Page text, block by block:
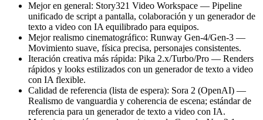
Mejor en general: Story321 Video Workspace — Pipeline
unificado de script a pantalla, colaboración y un generador de
texto a video con IA equilibrado para equipos.
Mejor realismo cinematográfico: Runway Gen‑4/Gen‑3 —
Movimiento suave, física precisa, personajes consistentes.
Iteración creativa más rápida: Pika 2.x/Turbo/Pro — Renders
rápidos y looks estilizados con un generador de texto a video
con IA flexible.
Calidad de referencia (lista de espera): Sora 2 (OpenAI) —
Realismo de vanguardia y coherencia de escena; estándar de
referencia para un generador de texto a video con IA.